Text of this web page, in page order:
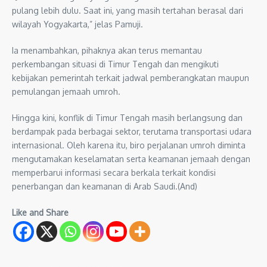
pulang lebih dulu. Saat ini, yang masih tertahan berasal dari
wilayah Yogyakarta,” jelas Pamuji.
Ia menambahkan, pihaknya akan terus memantau
perkembangan situasi di Timur Tengah dan mengikuti
kebijakan pemerintah terkait jadwal pemberangkatan maupun
pemulangan jemaah umroh.
Hingga kini, konflik di Timur Tengah masih berlangsung dan
berdampak pada berbagai sektor, terutama transportasi udara
internasional. Oleh karena itu, biro perjalanan umroh diminta
mengutamakan keselamatan serta keamanan jemaah dengan
memperbarui informasi secara berkala terkait kondisi
penerbangan dan keamanan di Arab Saudi.(And)
Like and Share